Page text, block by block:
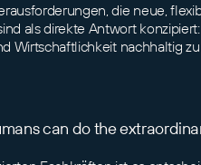
die neue,
als direkte Antwort
Wirtschaftlichkeit nachhaltig
can do the